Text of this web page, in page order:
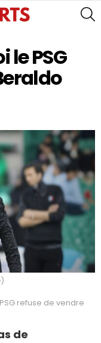
PSG
refuse de vendre
de